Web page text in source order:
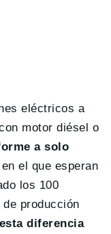
eléctricos a
motor diésel o
a solo
el que esperan
los 100
producción
diferencia